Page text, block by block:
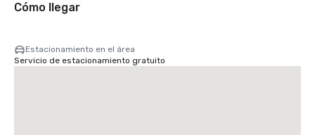
Cómo llegar
Estacionamiento en el área
Servicio de estacionamiento gratuito